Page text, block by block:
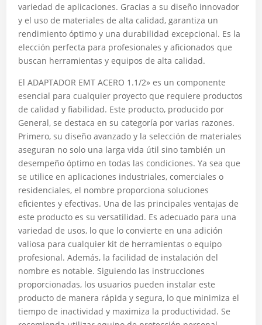
variedad de aplicaciones. Gracias a su diseño innovador
y el uso de materiales de alta calidad, garantiza un
rendimiento óptimo y una durabilidad excepcional. Es la
elección perfecta para profesionales y aficionados que
buscan herramientas y equipos de alta calidad.
El ADAPTADOR EMT ACERO 1.1/2» es un componente
esencial para cualquier proyecto que requiere productos
de calidad y fiabilidad. Este producto, producido por
General, se destaca en su categoría por varias razones.
Primero, su diseño avanzado y la selección de materiales
aseguran no solo una larga vida útil sino también un
desempeño óptimo en todas las condiciones. Ya sea que
se utilice en aplicaciones industriales, comerciales o
residenciales, el nombre proporciona soluciones
eficientes y efectivas. Una de las principales ventajas de
este producto es su versatilidad. Es adecuado para una
variedad de usos, lo que lo convierte en una adición
valiosa para cualquier kit de herramientas o equipo
profesional. Además, la facilidad de instalación del
nombre es notable. Siguiendo las instrucciones
proporcionadas, los usuarios pueden instalar este
producto de manera rápida y segura, lo que minimiza el
tiempo de inactividad y maximiza la productividad. Se